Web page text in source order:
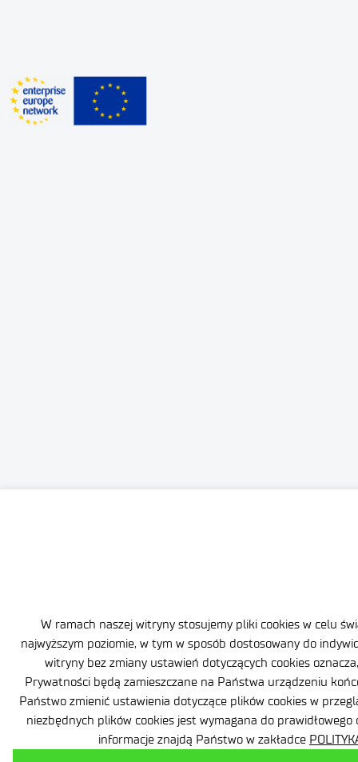
W ramach naszej witryny stosujemy pliki cookies w celu
najwyższym poziomie, w tym w sposób dostosowany do
witryny bez zmiany ustawień dotyczących cookies
Prywatności będą zamieszczane na Państwa urządzeniu
Państwo zmienić ustawienia dotyczące plików cookies w
niezbędnych plików cookies jest wymagana do prawidłowego
informacje znajdą Państwo w zakładce